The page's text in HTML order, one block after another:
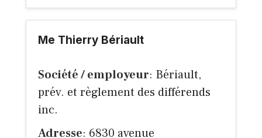
Me Thierry Bériault
Société / employeur: Bériault,
prév. et règlement des différends
inc.
Adresse: 6830 avenue